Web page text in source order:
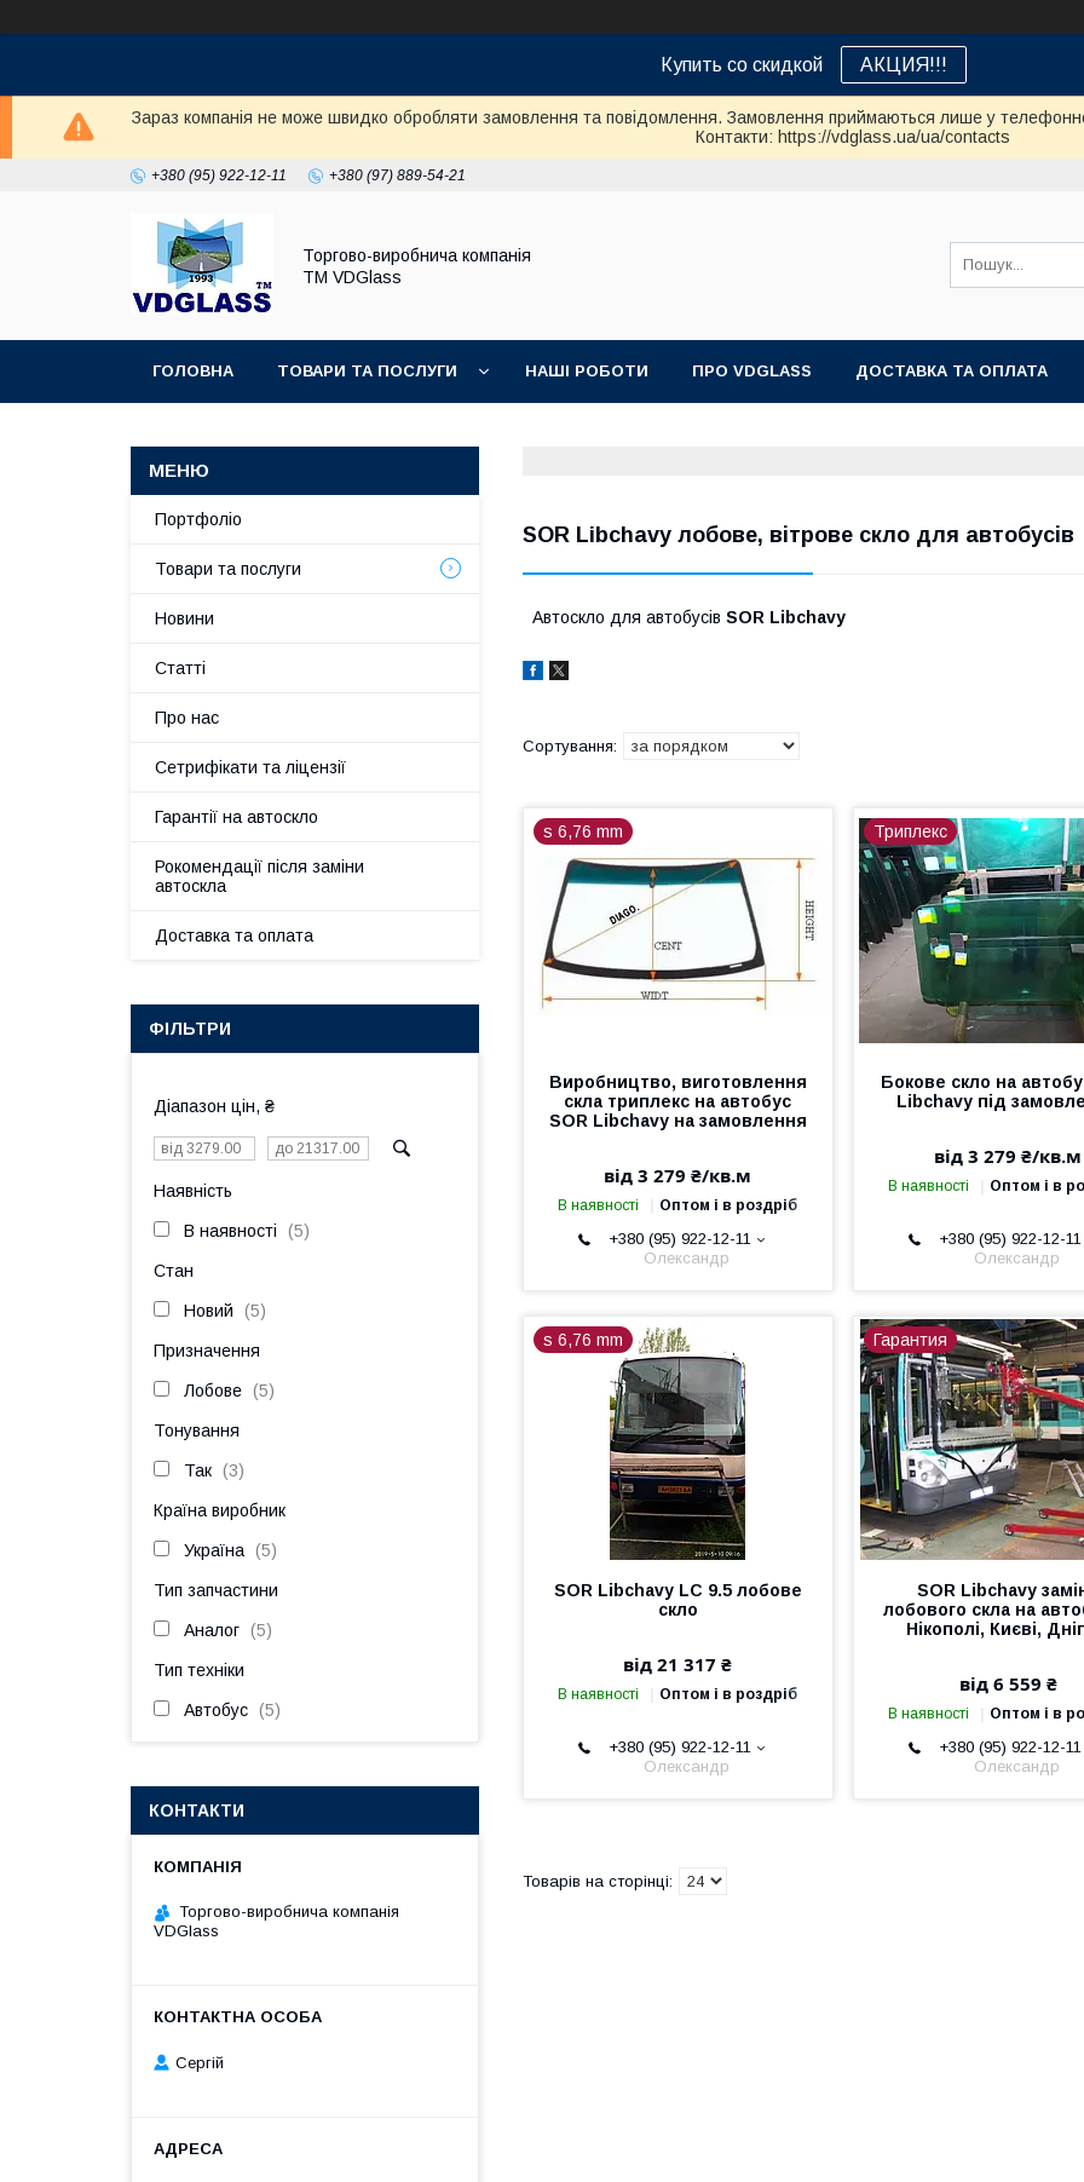
Купить со скидкой АКЦИЯ!!!
Зараз компанія не може швидко обробляти замовлення та повідомлення. Замовлення приймаються лише у
Контакти: https://vdglass.ua/ua/contacts
+380 (95) 922-12-11 +380 (97) 889-54-21
Торгово-виробнича компанія
ТМ VDGlass
ГОЛОВНА ТОВАРИ ТА ПОСЛУГИ НАШІ РОБОТИ ПРО VDGLASS ДОСТАВКА ТА ОПЛАТА
SOR Libchavy лобове, вітрове скло для автобусів
Автоскло для автобусів SOR Libchavy
s 6,76 mm
Виробництво, виготовлення
скла триплекс на автобус
SOR Libchavy на замовлення
від 3 279 ₴/кв.м
В наявності Оптом і в роздріб
+380 (95) 922-12-11
Олександр
Триплекс
Бокове скло на
Libchavy під
від 3 279 ₴/кв.м
В наявності Оптом і в
+380 (95) 922-12-11
Олександр
s 6,76 mm
SOR Libchavy LC 9.5 лобове
скло
від 21 317 ₴
В наявності Оптом і в роздріб
+380 (95) 922-12-11
Олександр
Гарантия
SOR Libchavy
лобового скла на
Нікополі, Києві,
від 6 559 ₴
В наявності Оптом і в
+380 (95) 922-12-11
Олександр
Портфоліо
Товари та послуги
Новини
Статті
Про нас
Сетрифікати та ліцензії
Гарантії на автоскло
Рокомендації після заміни
автоскла
Доставка та оплата
ФІЛЬТРИ
Діапазон цін, ₴
Наявність
В наявності 5
Стан
Новий 5
Призначення
Лобове 5
Тонування
Так 3
Країна виробник
Україна 5
Тип запчастини
Аналог 5
Тип техніки
Автобус 5
КОНТАКТИ
Торгово-виробнича компанія
VDGlass
Сергій